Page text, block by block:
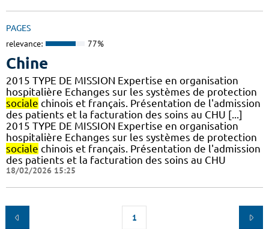
PAGES
relevance: 77%
Chine
2015 TYPE DE MISSION Expertise en organisation
hospitalière Echanges sur les systèmes de protection
sociale chinois et français. Présentation de l'admission
des patients et la facturation des soins au CHU [...]
2015 TYPE DE MISSION Expertise en organisation
hospitalière Echanges sur les systèmes de protection
sociale chinois et français. Présentation de l'admission
des patients et la facturation des soins au CHU
18/02/2026 15:25
1